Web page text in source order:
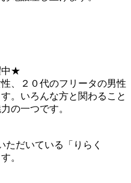
中★
、２０代のフリータの男性
。いろんな方と関わること
の一つです。
ただいている「りらく
。